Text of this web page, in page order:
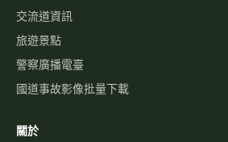
交流道資訊
旅遊景點
警察廣播電臺
國道事故影像批量下載
關於